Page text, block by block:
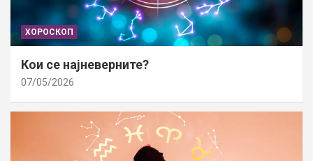
ХОРОСКОП
Кои се најневерните?
07/05/2026